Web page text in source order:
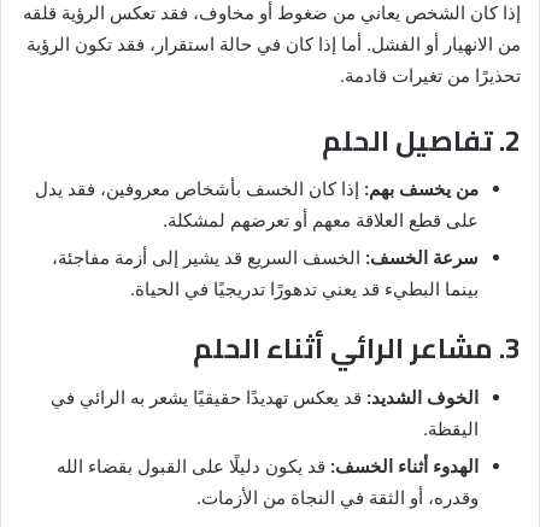
إذا كان الشخص يعاني من ضغوط أو مخاوف، فقد تعكس الرؤية قلقه
من الانهيار أو الفشل. أما إذا كان في حالة استقرار، فقد تكون الرؤية
تحذيرًا من تغيرات قادمة.
2. تفاصيل الحلم
من يخسف بهم: إذا كان الخسف بأشخاص معروفين، فقد يدل
على قطع العلاقة معهم أو تعرضهم لمشكلة.
سرعة الخسف: الخسف السريع قد يشير إلى أزمة مفاجئة،
بينما البطيء قد يعني تدهورًا تدريجيًا في الحياة.
3. مشاعر الرائي أثناء الحلم
الخوف الشديد: قد يعكس تهديدًا حقيقيًا يشعر به الرائي في
اليقظة.
الهدوء أثناء الخسف: قد يكون دليلًا على القبول بقضاء الله
وقدره، أو الثقة في النجاة من الأزمات.